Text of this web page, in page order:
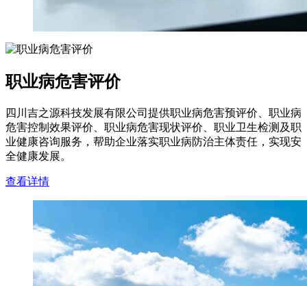
职业病危害评价
四川吉之源科技发展有限公司提供职业病危害预评价、职业病
危害控制效果评价、职业病危害现状评价、职业卫生检测及职
业健康咨询服务，帮助企业落实职业病防治主体责任，实现安
全健康发展。
查看详情